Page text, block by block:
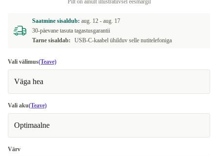
Pilt on ainult illustratiivsel eesmärgil
Saatmine sisaldub: aug. 12 - aug. 17
30-päevane tasuta tagastusgarantii
Tarne sisaldab:
USB-C-kaabel ühilduv selle nutitelefoniga
Vali välimus(Teave)
Väga hea
Vali aku(Teave)
Optimaalne
Värv